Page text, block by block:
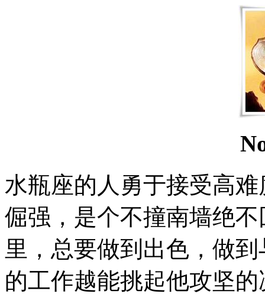
水瓶座的人勇于接受高
倔强，是个不撞南墙绝
里，总要做到出色，做
的工作越能挑起他攻坚